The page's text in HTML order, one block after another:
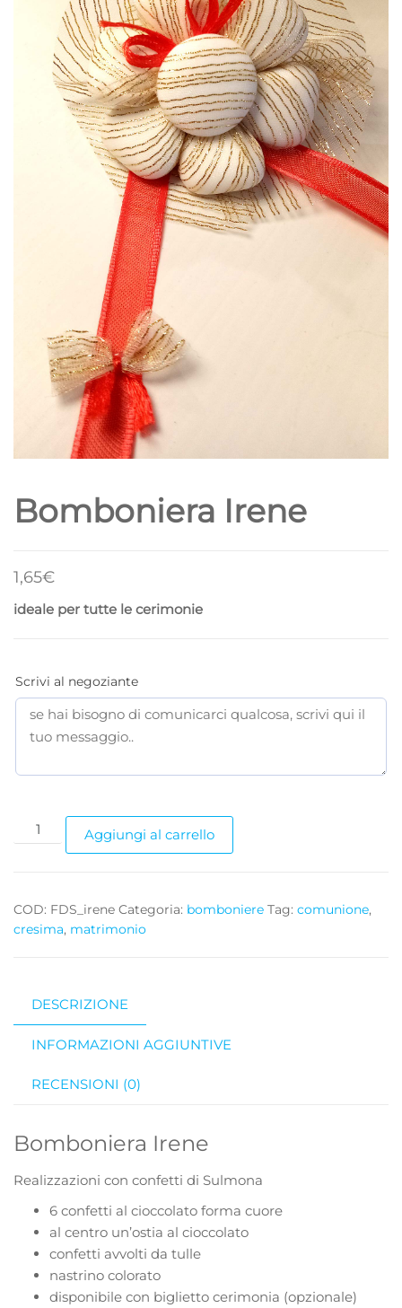
Bomboniera Irene
1,65€
ideale per tutte le cerimonie
Scrivi al negoziante
Bomboniera
Irene
Aggiungi al carrello
COD: FDS_irene Categoria: bomboniere Tag: comunione,
cresima, matrimonio
DESCRIZIONE
INFORMAZIONI AGGIUNTIVE
RECENSIONI (0)
Bomboniera Irene
Realizzazioni con confetti di Sulmona
6 confetti al cioccolato forma cuore
al centro un’ostia al cioccolato
confetti avvolti da tulle
nastrino colorato
disponibile con biglietto cerimonia (opzionale)